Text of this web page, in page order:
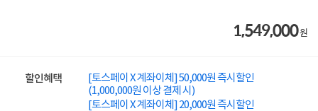
1,549,000원
할인혜택
[토스페이 X 계좌이체] 50,000원 즉시할인
(1,000,000원 이상 결제 시)
[토스페이 X 계좌이체] 20,000원 즉시할인